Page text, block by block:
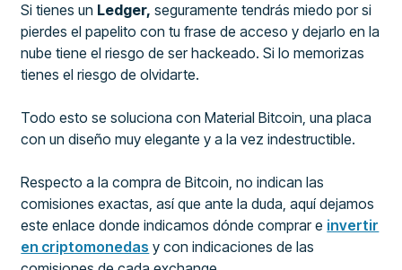
Si tienes un Ledger, seguramente tendrás miedo por si
pierdes el papelito con tu frase de acceso y dejarlo en la
nube tiene el riesgo de ser hackeado. Si lo memorizas
tienes el riesgo de olvidarte.
Todo esto se soluciona con Material Bitcoin, una placa
con un diseño muy elegante y a la vez indestructible.
Respecto a la compra de Bitcoin, no indican las
comisiones exactas, así que ante la duda, aquí dejamos
este enlace donde indicamos dónde comprar e invertir
en criptomonedas y con indicaciones de las